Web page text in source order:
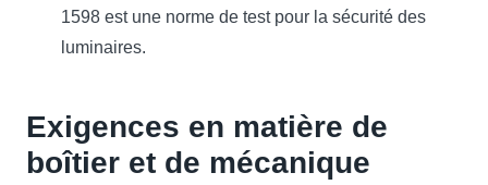
1598 est une norme de test pour la sécurité des
luminaires.
Exigences en matière de
boîtier et de mécanique